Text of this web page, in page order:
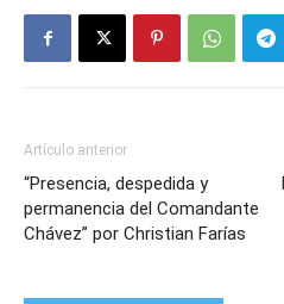
Artículo anterior
“Presencia, despedida y
permanencia del Comandante
Chávez” por Christian Farías